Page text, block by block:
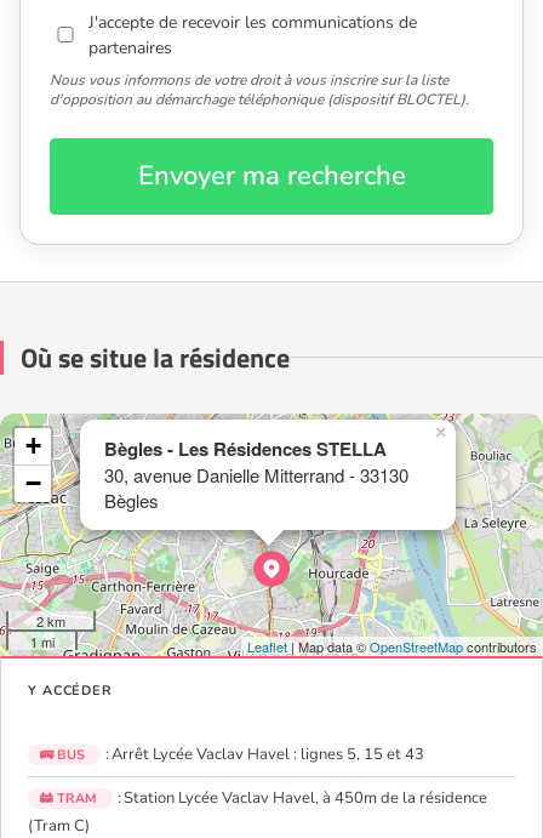
J'accepte de recevoir les communications de
partenaires
Nous vous informons de votre droit à vous inscrire sur la liste
d'opposition au démarchage téléphonique (dispositif BLOCTEL).
Envoyer ma recherche
Où se situe la résidence
Bègles - Les Résidences STELLA
30, avenue Danielle Mitterrand - 33130
Bègles
×
+
−
2 km
1 mi
Leaflet| Map data ©OpenStreetMapcontributors
Y ACCÉDER
🚌 BUS : Arrêt Lycée Vaclav Havel : lignes 5, 15 et 43
🚋 TRAM
: Station Lycée Vaclav Havel, à 450m de la résidence
(Tram C)